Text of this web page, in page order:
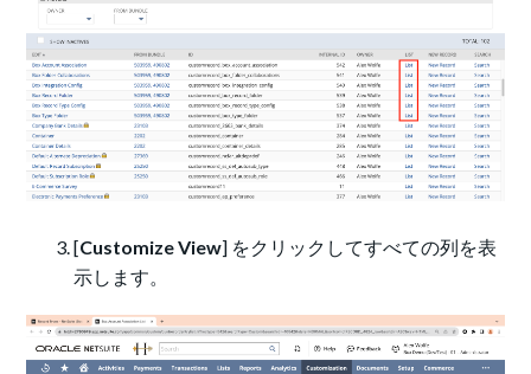
[Customize View] をクリックしてすべての列を表
示します。